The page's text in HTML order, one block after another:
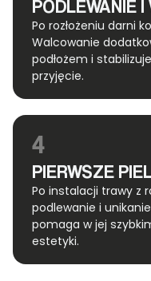
PODLEWANIE
Po rozłożeniu darni
Walcowanie
podłożem i
przyjęcie.
4
PIERWSZE
Po instalacji trawy z
podlewanie i
pomaga w jej
estetyki.